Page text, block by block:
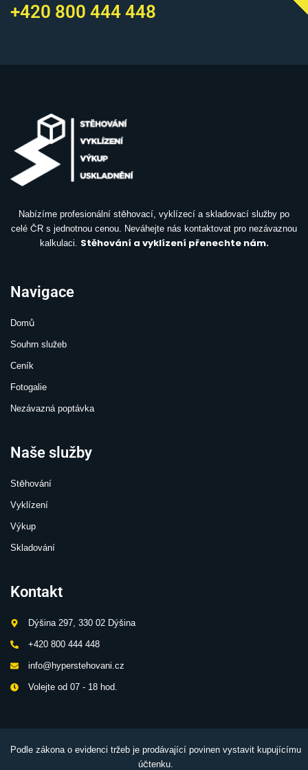
+420 800 444 448
Nabízíme profesionální stěhovací, vyklízecí a skladovací služby po
celé ČR s jednotnou cenou. Neváhejte nás kontaktovat pro nezávaznou
kalkulaci. Stěhování a vyklízení přenechte nám.
Navigace
Domů
Souhrn služeb
Ceník
Fotogalie
Nezávazná poptávka
Naše služby
Stěhování
Vyklízení
Výkup
Skladování
Kontakt
Dýšina 297, 330 02 Dýšina
+420 800 444 448
info@hyperstehovani.cz
Volejte od 07 - 18 hod.
Podle zákona o evidenci tržeb je prodávající povinen vystavit kupujícímu
účtenku.